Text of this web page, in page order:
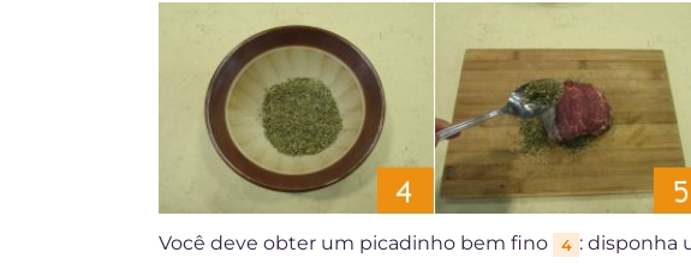
Você deve obter um picadinho bem fino 4 : disponha